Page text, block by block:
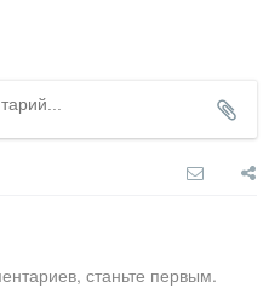
станьте первым.